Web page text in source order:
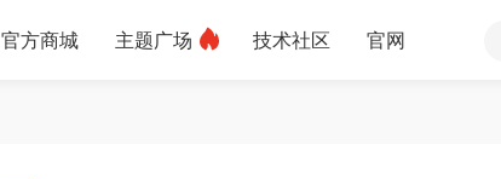
官方商城 主题广场 技术社区 官网